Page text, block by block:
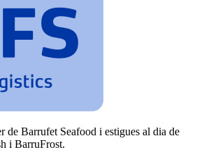
de Barrufet Seafood i estigues al dia de
i BarruFrost.